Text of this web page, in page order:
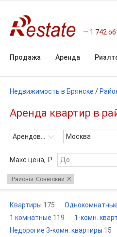
1 742
Продажа Аренда
Недвижимость в Брянске /
Аренда квартир в
Арендовать Москва
Макс цена, ₽
Районы: Советский
Квартиры 175
1 комнатные 119 1-комн.
Недорогие 3-комн. квартиры 15